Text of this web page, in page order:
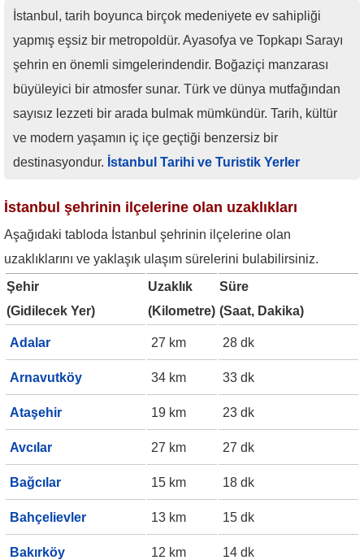
İstanbul, tarih boyunca birçok medeniyete ev sahipliği
yapmış eşsiz bir metropoldür. Ayasofya ve Topkapı Sarayı
şehrin en önemli simgelerindendir. Boğaziçi manzarası
büyüleyici bir atmosfer sunar. Türk ve dünya mutfağından
sayısız lezzeti bir arada bulmak mümkündür. Tarih, kültür
ve modern yaşamın iç içe geçtiği benzersiz bir
destinasyondur. İstanbul Tarihi ve Turistik Yerler
İstanbul şehrinin ilçelerine olan uzaklıkları
Aşağıdaki tabloda İstanbul şehrinin ilçelerine olan
uzaklıklarını ve yaklaşık ulaşım sürelerini bulabilirsiniz.
Şehir
(Gidilecek Yer)
Uzaklık
(Kilometre)
Süre
(Saat, Dakika)
Adalar 27 km 28 dk
Arnavutköy 34 km 33 dk
Ataşehir 19 km 23 dk
Avcılar 27 km 27 dk
Bağcılar 15 km 18 dk
Bahçelievler 13 km 15 dk
Bakırköy 12 km 14 dk